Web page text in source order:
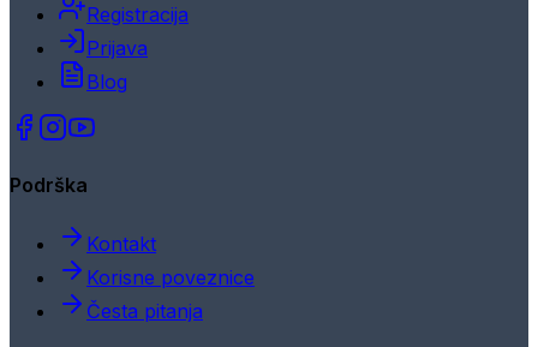
Registracija
Prijava
Blog
Podrška
Kontakt
Korisne poveznice
Česta pitanja